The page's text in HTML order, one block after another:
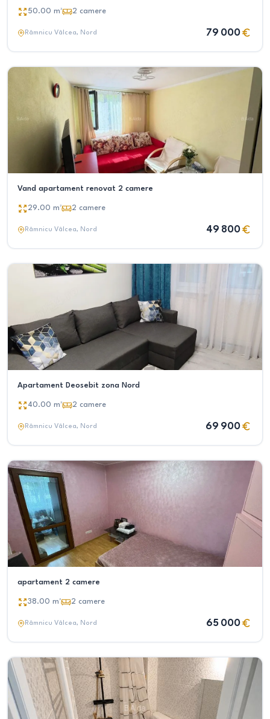
50.00 m² 2 camere
Râmnicu Vâlcea, Nord 79 000
Vand apartament renovat 2 camere
29.00 m² 2 camere
Râmnicu Vâlcea, Nord 49 800
Apartament Deosebit zona Nord
40.00 m² 2 camere
Râmnicu Vâlcea, Nord 69 900
apartament 2 camere
38.00 m² 2 camere
Râmnicu Vâlcea, Nord 65 000